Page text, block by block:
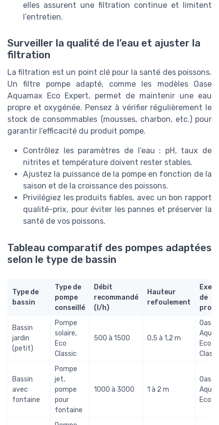
elles assurent une filtration continue et limitent
l’entretien.
Surveiller la qualité de l’eau et ajuster la
filtration
La filtration est un point clé pour la santé des poissons.
Un filtre pompe adapté, comme les modèles Oase
Aquamax Eco Expert, permet de maintenir une eau
propre et oxygénée. Pensez à vérifier régulièrement le
stock de consommables (mousses, charbon, etc.) pour
garantir l’efficacité du produit pompe.
Contrôlez les paramètres de l’eau : pH, taux de
nitrites et température doivent rester stables.
Ajustez la puissance de la pompe en fonction de la
saison et de la croissance des poissons.
Privilégiez les produits fiables, avec un bon rapport
qualité-prix, pour éviter les pannes et préserver la
santé de vos poissons.
Tableau comparatif des pompes adaptées
selon le type de bassin
Type de
bassin
Type de
pompe
conseillé
Débit
recommandé
(l/h)
Hauteur
refoulement
de
Bassin
jardin
(petit)
Pompe
solaire,
Eco
Classic
500 à 1500 0,5 à 1,2 m
Oase
Eco
Bassin
avec
fontaine
Pompe
jet,
pompe
pour
fontaine
1000 à 3000 1 à 2 m
Oase
Eco